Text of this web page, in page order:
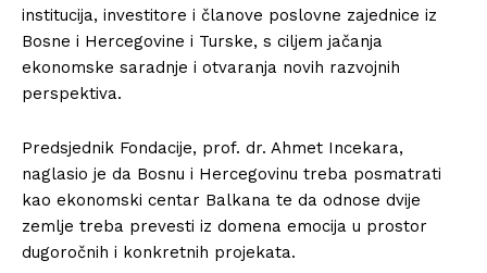
institucija, investitore i članove poslovne zajednice iz
Bosne i Hercegovine i Turske, s ciljem jačanja
ekonomske saradnje i otvaranja novih razvojnih
perspektiva.
Predsjednik Fondacije, prof. dr. Ahmet Incekara,
naglasio je da Bosnu i Hercegovinu treba posmatrati
kao ekonomski centar Balkana te da odnose dvije
zemlje treba prevesti iz domena emocija u prostor
dugoročnih i konkretnih projekata.